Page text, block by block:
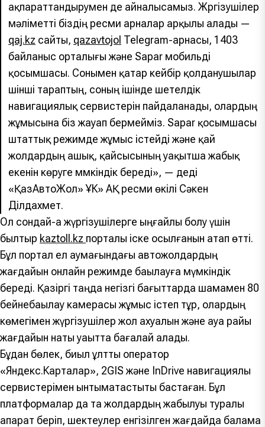
ақпараттандырумен де айналысамыз. Жүргізушілер
мәліметті біздің ресми арналар арқылы алады —
qaj.kz сайты, qazavtojol Telegram-арнасы, 1403
байланыс орталығы және Sapar мобильді
қосымшасы. Сонымен қатар кейбір қолданушылар
үшінші тараптың, соның ішінде шетелдік
навигациялық сервистерін пайдаланады, олардың
жұмысына біз жауап бермейміз. Sapar қосымшасы
штаттық режимде жұмыс істейді және қай
жолдардың ашық, қайсысының уақытша жабық
екенін көруге мүмкіндік береді», — деді
«ҚазАвтоЖол» ҰК» АҚ ресми өкілі Сәкен
Ділдахмет.
Ол сондай-ақ жүргізушілерге ыңғайлы болу үшін
былтыр kaztoll.kz порталы іске қосылғанын атап өтті.
Бұл портал ел аумағындағы автожолдардың
жағдайын онлайн режимде бақылауға мүмкіндік
береді. Қазіргі таңда негізгі бағыттарда шамамен 80
бейнебақылау камерасы жұмыс істеп тұр, олардың
көмегімен жүргізушілер жол ахуалын және ауа райы
жағдайын нақты уақытта бағалай алады.
Бұдан бөлек, биыл ұлттық оператор
«Яндекс.Карталар», 2GIS және InDrive навигациялық
сервистерімен ынтымақтастықты бастаған. Бұл
платформалар да та жолдардың жабылуы туралы
ақпарат беріп, шектеулер енгізілген жағдайда балама